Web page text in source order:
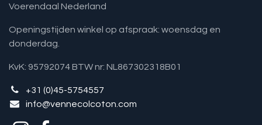
Voerendaal Nederland
Openingstijden winkel op afspraak: woensdag en
donderdag.
KvK: 95792074 BTW nr: NL867302318B01
+31 (0)45-5754557
info@vennecolcoton.com